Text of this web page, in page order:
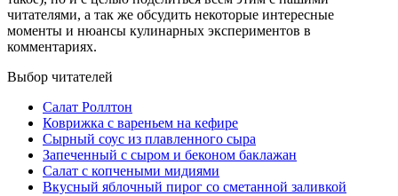
читателями, а так же обсудить некоторые интересные
моменты и нюансы кулинарных экспериментов в
комментариях.
Выбор читателей
Салат Роллтон
Коврижка с вареньем на кефире
Сырный соус из плавленного сыра
Запеченный с сыром и беконом баклажан
Салат с копчеными мидиями
Вкусный яблочный пирог со сметанной заливкой